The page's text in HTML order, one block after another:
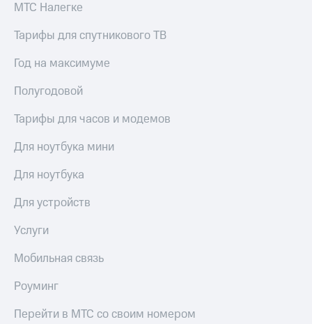
МТС Налегке
Тарифы для спутникового ТВ
Год на максимуме
Полугодовой
Тарифы для часов и модемов
Для ноутбука мини
Для ноутбука
Для устройств
Услуги
Мобильная связь
Роуминг
Перейти в МТС со своим номером